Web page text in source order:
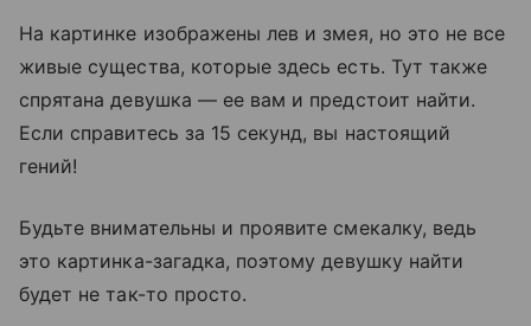
На картинке изображены лев и змея, но это не все
живые существа, которые здесь есть. Тут также
спрятана девушка — ее вам и предстоит найти.
Если справитесь за 15 секунд, вы настоящий
гений!
Будьте внимательны и проявите смекалку, ведь
это картинка-загадка, поэтому девушку найти
будет не так-то просто.